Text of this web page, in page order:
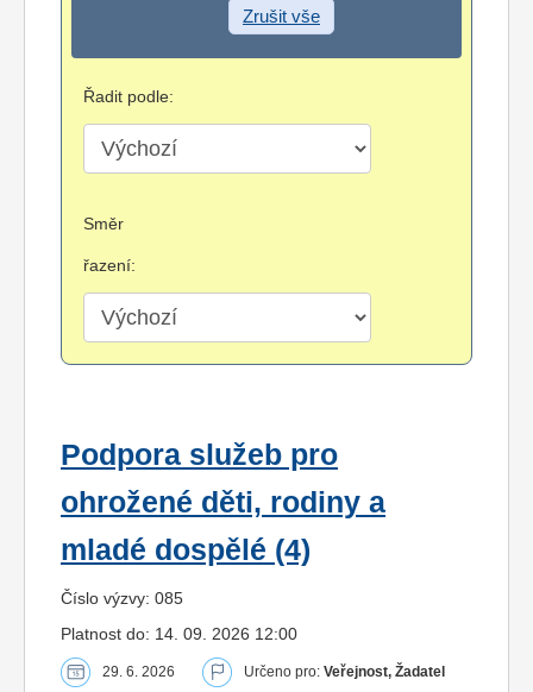
Zrušit vše
Řadit podle:
Směr
řazení:
Podpora služeb pro
ohrožené děti, rodiny a
mladé dospělé (4)
Číslo výzvy: 085
Platnost do: 14. 09. 2026 12:00
29. 6. 2026 Určeno pro: Veřejnost, Žadatel